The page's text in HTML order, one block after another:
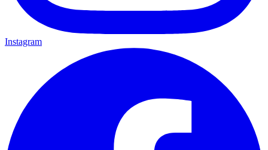
Instagram